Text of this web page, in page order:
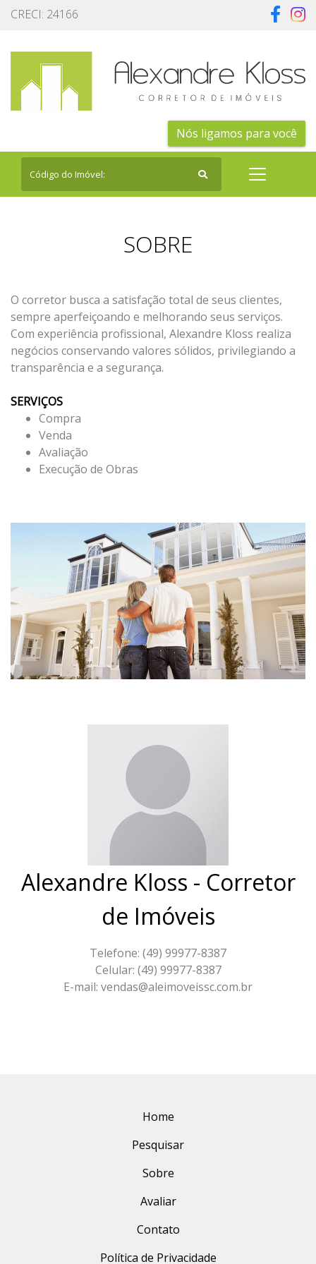
CRECI: 24166
Nós ligamos para você
SOBRE
O corretor busca a satisfação total de seus clientes,
sempre aperfeiçoando e melhorando seus serviços.
Com experiência profissional, Alexandre Kloss realiza
negócios conservando valores sólidos, privilegiando a
transparência e a segurança.
SERVIÇOS
Compra
Venda
Avaliação
Execução de Obras
Alexandre Kloss - Corretor
de Imóveis
Telefone: (49) 99977-8387
Celular: (49) 99977-8387
E-mail: vendas@aleimoveissc.com.br
Home
Pesquisar
Sobre
Avaliar
Contato
Política de Privacidade